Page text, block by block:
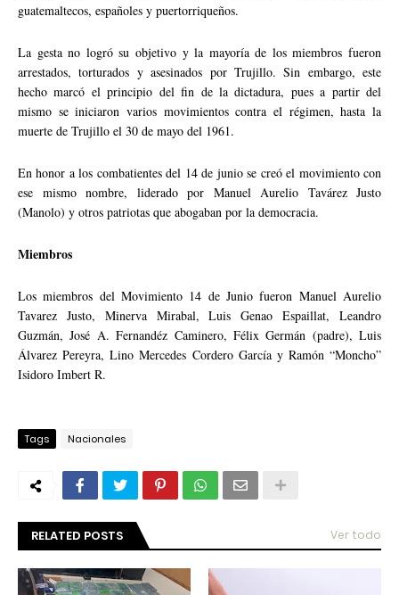
guatemaltecos, españoles y puertorriqueños.
La gesta no logró su objetivo y la mayoría de los miembros fueron
arrestados, torturados y asesinados por Trujillo. Sin embargo, este
hecho marcó el principio del fin de la dictadura, pues a partir del
mismo se iniciaron varios movimientos contra el régimen, hasta la
muerte de Trujillo el 30 de mayo del 1961.
En honor a los combatientes del 14 de junio se creó el movimiento con
ese mismo nombre, liderado por Manuel Aurelio Tavárez Justo
(Manolo) y otros patriotas que abogaban por la democracia.
Miembros
Los miembros del Movimiento 14 de Junio fueron Manuel Aurelio
Tavarez Justo, Minerva Mirabal, Luis Genao Espaillat, Leandro
Guzmán, José A. Fernandéz Caminero, Félix Germán (padre), Luis
Álvarez Pereyra, Lino Mercedes Cordero García y Ramón “Moncho”
Isidoro Imbert R.
Tags Nacionales
RELATED POSTS Ver todo